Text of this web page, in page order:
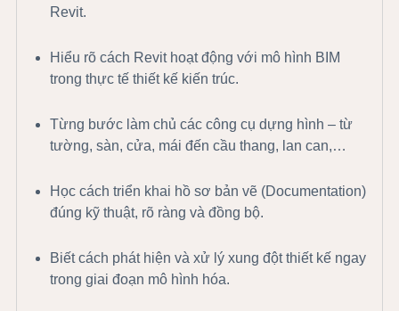
Revit.
Hiểu rõ cách Revit hoạt động với mô hình BIM
trong thực tế thiết kế kiến trúc.
Từng bước làm chủ các công cụ dựng hình – từ
tường, sàn, cửa, mái đến cầu thang, lan can,…
Học cách triển khai hồ sơ bản vẽ (Documentation)
đúng kỹ thuật, rõ ràng và đồng bộ.
Biết cách phát hiện và xử lý xung đột thiết kế ngay
trong giai đoạn mô hình hóa.